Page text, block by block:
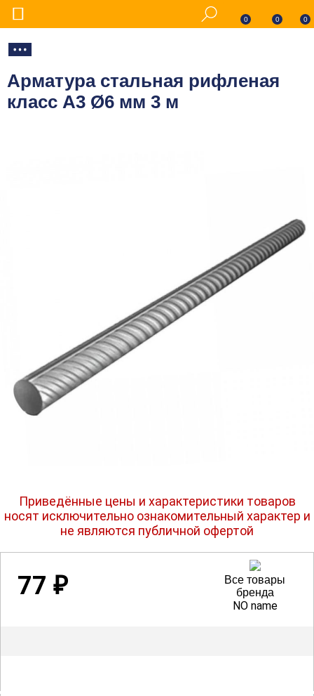
0 0 0
Арматура стальная рифленая
класс А3 Ø6 мм 3 м
Приведённые цены и характеристики товаров
носят исключительно ознакомительный характер и
не являются публичной офертой
77₽
Все товары
бренда
NO name